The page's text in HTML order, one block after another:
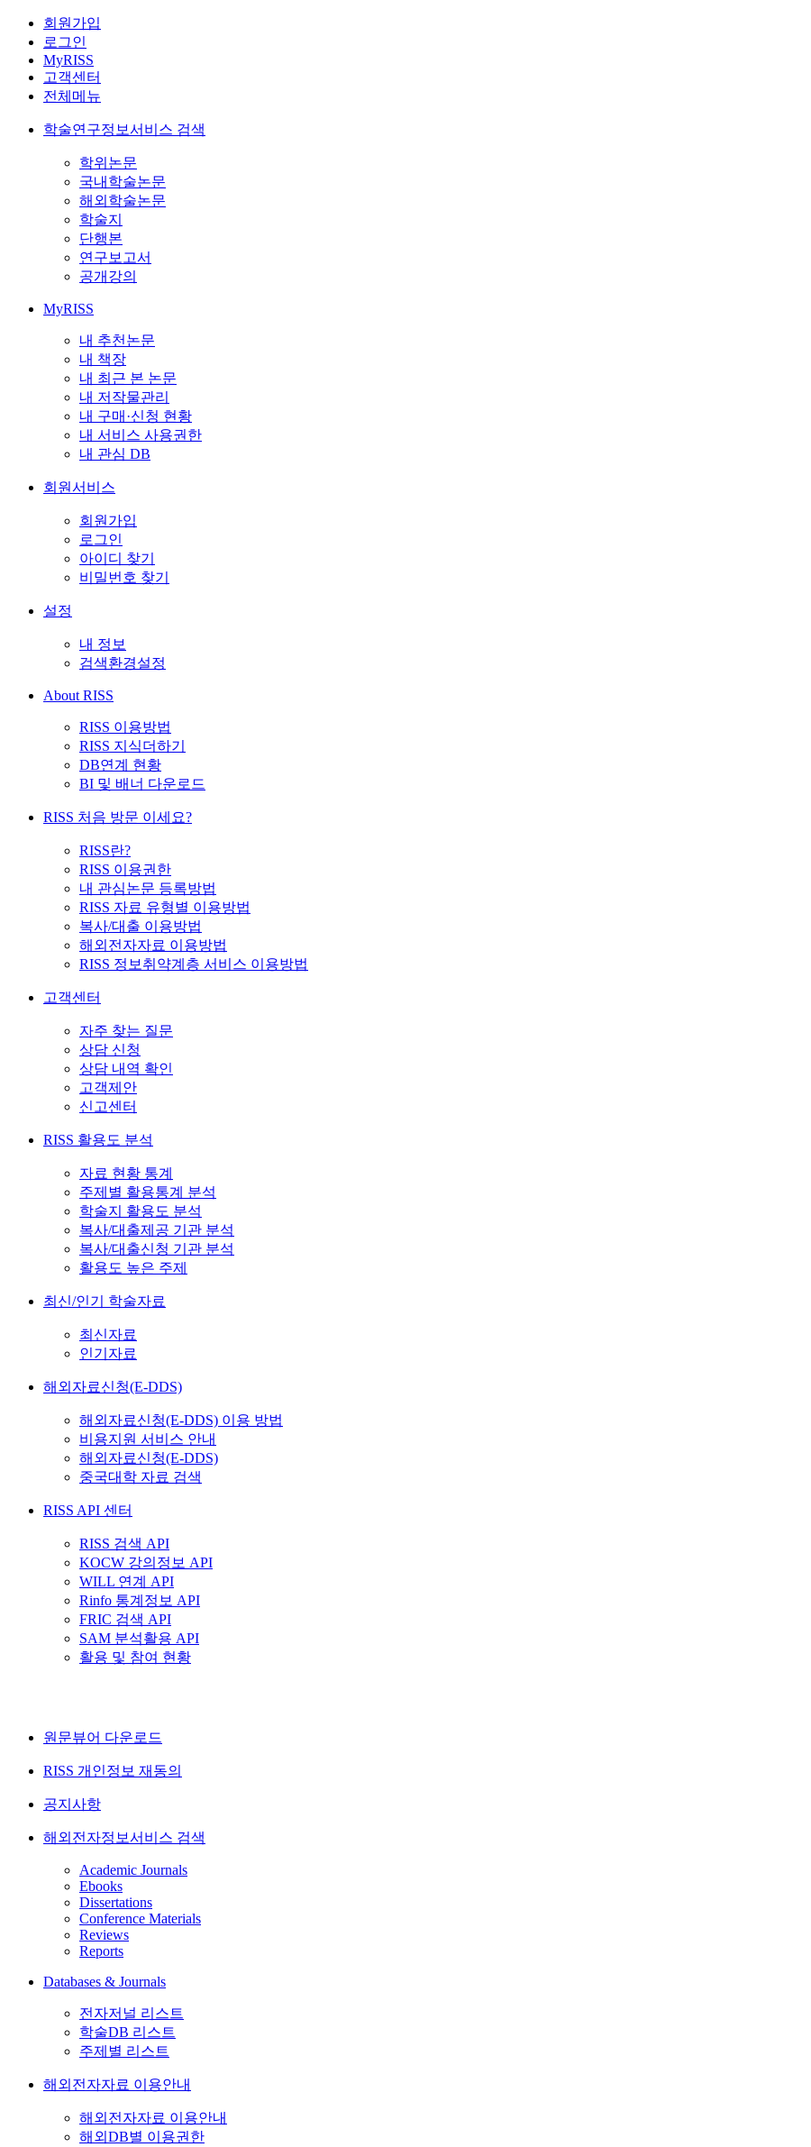
회원가입
로그인
MyRISS
고객센터
전체메뉴
학술연구정보서비스 검색
학위논문
국내학술논문
해외학술논문
학술지
단행본
연구보고서
공개강의
MyRISS
내 추천논문
내 책장
내 최근 본 논문
내 저작물관리
내 구매·신청 현황
내 서비스 사용권한
내 관심 DB
회원서비스
회원가입
로그인
아이디 찾기
비밀번호 찾기
설정
내 정보
검색환경설정
About RISS
RISS 이용방법
RISS 지식더하기
DB연계 현황
BI 및 배너 다운로드
RISS 처음 방문 이세요?
RISS란?
RISS 이용권한
내 관심논문 등록방법
RISS 자료 유형별 이용방법
복사/대출 이용방법
해외전자자료 이용방법
RISS 정보취약계층 서비스 이용방법
고객센터
자주 찾는 질문
상담 신청
상담 내역 확인
고객제안
신고센터
RISS 활용도 분석
자료 현황 통계
주제별 활용통계 분석
학술지 활용도 분석
복사/대출제공 기관 분석
복사/대출신청 기관 분석
활용도 높은 주제
최신/인기 학술자료
최신자료
인기자료
해외자료신청(E-DDS)
해외자료신청(E-DDS) 이용 방법
비용지원 서비스 안내
해외자료신청(E-DDS)
중국대학 자료 검색
RISS API 센터
RISS 검색 API
KOCW 강의정보 API
WILL 연계 API
Rinfo 통계정보 API
FRIC 검색 API
SAM 분석활용 API
활용 및 참여 현황
원문뷰어 다운로드
RISS 개인정보 재동의
공지사항
해외전자정보서비스 검색
Academic Journals
Ebooks
Dissertations
Conference Materials
Reviews
Reports
Databases & Journals
전자저널 리스트
학술DB 리스트
주제별 리스트
해외전자자료 이용안내
해외전자자료 이용안내
해외DB별 이용권한